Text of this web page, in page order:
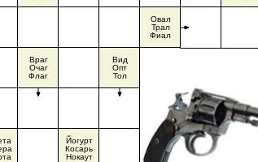
Враг
Очаг
Флаг
Йогурт
Косарь
Нокаут
Вид
Опт
Тол
Овал
Трал
Фиал